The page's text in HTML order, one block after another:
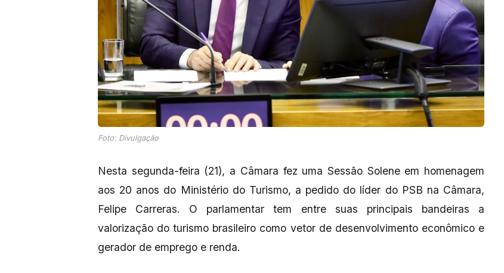
Foto: Divulgação
Nesta segunda-feira (21), a Câmara fez uma Sessão Solene em homenagem
aos 20 anos do Ministério do Turismo, a pedido do líder do PSB na Câmara,
Felipe Carreras. O parlamentar tem entre suas principais bandeiras a
valorização do turismo brasileiro como vetor de desenvolvimento econômico e
gerador de emprego e renda.